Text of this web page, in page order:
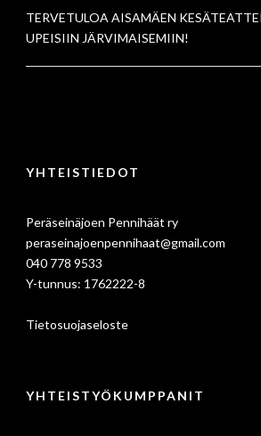
TERVETULOA AISAMÄEN
UPEISIIN JÄRVIMAISEMIIN!
YHTEISTIEDOT
Peräseinäjoen Pennihäät ry
peraseinajoenpennihaat@gmail.com
040 778 9533
Y-tunnus: 1762222-8
Tietosuojaseloste
YHTEISTYÖKUMPPANIT